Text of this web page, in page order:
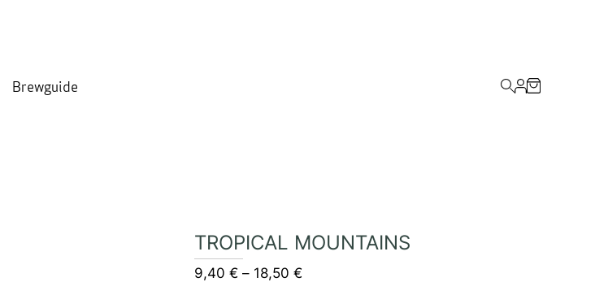
Brewguide
TROPICAL MOUNTAINS
9,40€ – 18,50€